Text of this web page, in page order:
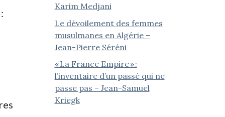
Karim Medjani
Le dévoilement des femmes
musulmanes en Algérie –
Jean-Pierre Séréni
« La France Empire » :
l’inventaire d’un passé qui ne
passe pas – Jean-Samuel
Kriegk